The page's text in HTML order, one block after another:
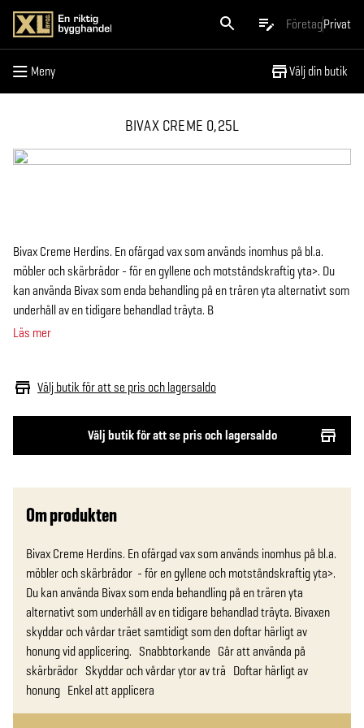
FöretagPrivat
Meny Välj din butik
Meny
BIVAX CREME 0,25L
Välj butik för att se pris och lagersaldo
Välj butik för att se pris och lagersaldo
Bivax Creme Herdins. En ofärgad vax som används inomhus på bl.a.
möbler och skärbrädor - för en gyllene och motståndskraftig yta>. Du
kan använda Bivax som enda behandling på en trären yta alternativt som
underhåll av en tidigare behandlad träyta. B
Läs mer
Om produkten
Bivax Creme Herdins. En ofärgad vax som används inomhus på bl.a.
möbler och skärbrädor  - för en gyllene och motståndskraftig yta>.
Du kan använda Bivax som enda behandling på en trären yta
alternativt som underhåll av en tidigare behandlad träyta. Bivaxen
skyddar och vårdar träet samtidigt som den doftar härligt av
honung vid applicering.   Snabbtorkande   Går att använda på
skärbrädor   Skyddar och vårdar ytor av trä   Doftar härligt av
honung   Enkel att applicera